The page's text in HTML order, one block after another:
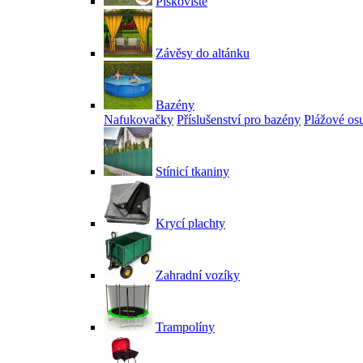
Závěsy do altánku
Bazény
Nafukovačky Příslušenství pro bazény Plážové
Stínicí tkaniny
Krycí plachty
Zahradní vozíky
Trampolíny